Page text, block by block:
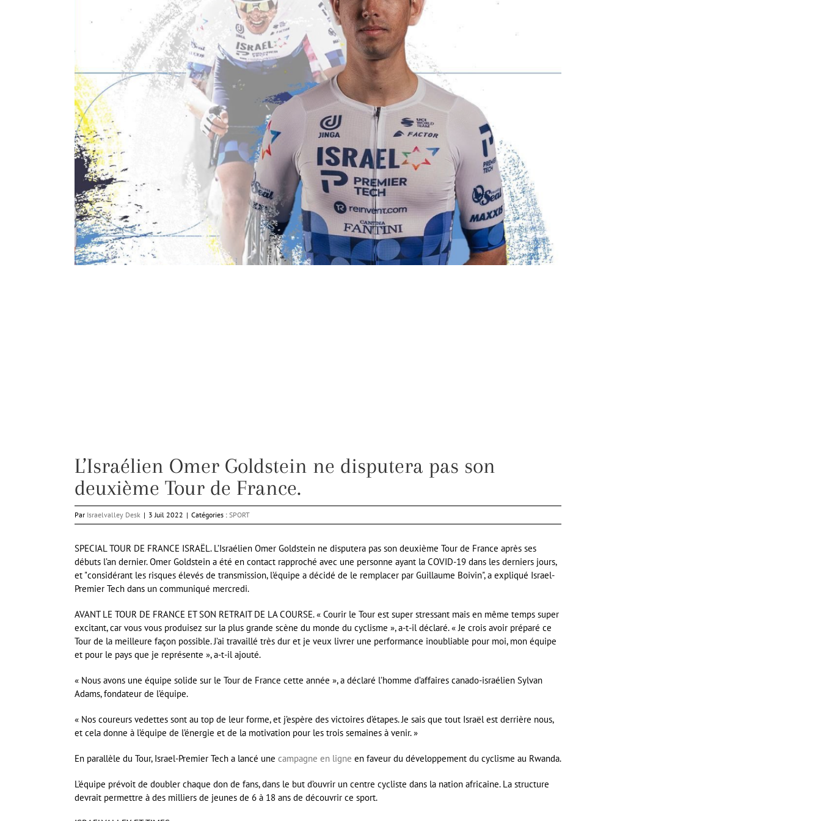
L’Israélien Omer Goldstein ne disputera pas son
deuxième Tour de France.
Par Israelvalley Desk | 3 Juil 2022 | Catégories : SPORT
SPECIAL TOUR DE FRANCE ISRAËL. L’Israélien Omer Goldstein ne disputera pas son deuxième Tour de France après ses
débuts l’an dernier. Omer Goldstein a été en contact rapproché avec une personne ayant la COVID-19 dans les derniers jours,
et considérant les risques élevés de transmission, l’équipe a décidé de le remplacer par Guillaume Boivin, a expliqué Israel-
Premier Tech dans un communiqué mercredi.
AVANT LE TOUR DE FRANCE ET SON RETRAIT DE LA COURSE. « Courir le Tour est super stressant mais en même temps super
excitant, car vous vous produisez sur la plus grande scène du monde du cyclisme », a-t-il déclaré. « Je crois avoir préparé ce
Tour de la meilleure façon possible. J’ai travaillé très dur et je veux livrer une performance inoubliable pour moi, mon équipe
et pour le pays que je représente », a-t-il ajouté.
« Nous avons une équipe solide sur le Tour de France cette année », a déclaré l’homme d’affaires canado-israélien Sylvan
Adams, fondateur de l’équipe.
« Nos coureurs vedettes sont au top de leur forme, et j’espère des victoires d’étapes. Je sais que tout Israël est derrière nous,
et cela donne à l’équipe de l’énergie et de la motivation pour les trois semaines à venir. »
En parallèle du Tour, Israel-Premier Tech a lancé une campagne en ligne en faveur du développement du cyclisme au Rwanda.
L’équipe prévoit de doubler chaque don de fans, dans le but d’ouvrir un centre cycliste dans la nation africaine. La structure
devrait permettre à des milliers de jeunes de 6 à 18 ans de découvrir ce sport.